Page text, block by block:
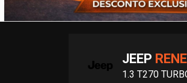
JEEP
1.3 T270